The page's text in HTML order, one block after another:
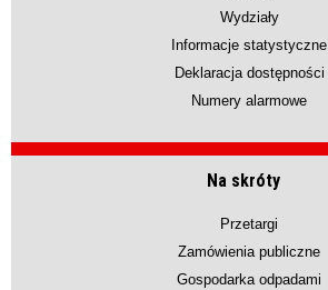
Wydziały
Informacje statystyczne
Deklaracja dostępności
Numery alarmowe
Na skróty
Przetargi
Zamówienia publiczne
Gospodarka odpadami